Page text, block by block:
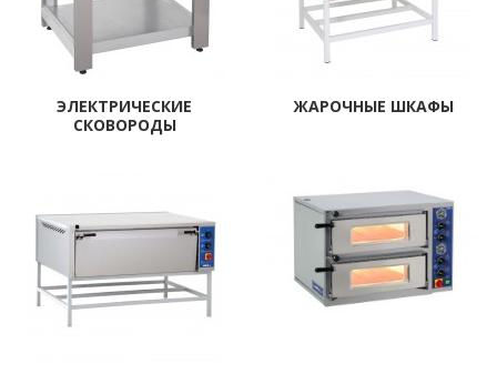
ЭЛЕКТРИЧЕСКИЕ
СКОВОРОДЫ
ЖАРОЧНЫЕ ШКАФЫ